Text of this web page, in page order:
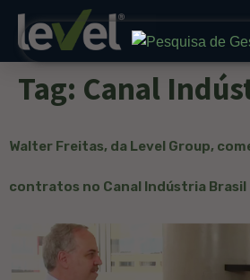
Tag: Canal
Walter Freitas, da Level Group,
contratos no Canal Indústria Brasil